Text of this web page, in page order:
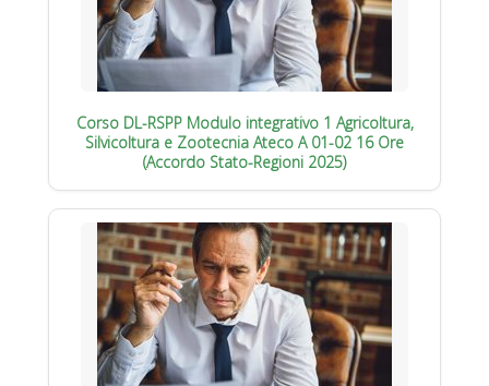
Corso DL-RSPP Modulo integrativo 1 Agricoltura,
Silvicoltura e Zootecnia Ateco A 01-02 16 Ore
(Accordo Stato-Regioni 2025)